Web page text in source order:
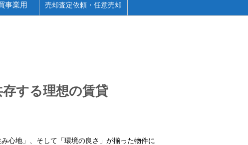
事業用 売却査定依頼・任意売却
する理想の賃貸
心地」、そして「環境の良さ」が揃った物件に